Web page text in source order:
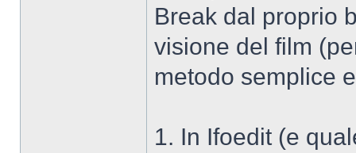
Break dal proprio
visione del film
metodo semplice
1. In Ifoedit (e